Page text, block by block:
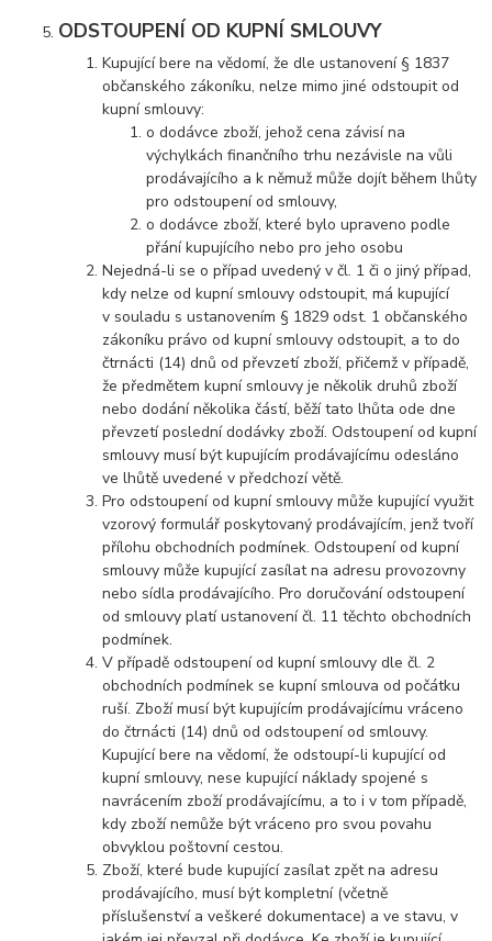
ODSTOUPENÍ OD KUPNÍ SMLOUVY
Kupující bere na vědomí, že dle ustanovení § 1837
občanského zákoníku, nelze mimo jiné odstoupit od
kupní smlouvy:
o dodávce zboží, jehož cena závisí na
výchylkách finančního trhu nezávisle na vůli
prodávajícího a k němuž může dojít během lhůty
pro odstoupení od smlouvy,
o dodávce zboží, které bylo upraveno podle
přání kupujícího nebo pro jeho osobu
Nejedná-li se o případ uvedený v čl. 1 či o jiný případ,
kdy nelze od kupní smlouvy odstoupit, má kupující
v souladu s ustanovením § 1829 odst. 1 občanského
zákoníku právo od kupní smlouvy odstoupit, a to do
čtrnácti (14) dnů od převzetí zboží, přičemž v případě,
že předmětem kupní smlouvy je několik druhů zboží
nebo dodání několika částí, běží tato lhůta ode dne
převzetí poslední dodávky zboží. Odstoupení od kupní
smlouvy musí být kupujícím prodávajícímu odesláno
ve lhůtě uvedené v předchozí větě.
Pro odstoupení od kupní smlouvy může kupující využit
vzorový formulář poskytovaný prodávajícím, jenž tvoří
přílohu obchodních podmínek. Odstoupení od kupní
smlouvy může kupující zasílat na adresu provozovny
nebo sídla prodávajícího. Pro doručování odstoupení
od smlouvy platí ustanovení čl. 11 těchto obchodních
podmínek.
V případě odstoupení od kupní smlouvy dle čl. 2
obchodních podmínek se kupní smlouva od počátku
ruší. Zboží musí být kupujícím prodávajícímu vráceno
do čtrnácti (14) dnů od odstoupení od smlouvy.
Kupující bere na vědomí, že odstoupí-li kupující od
kupní smlouvy, nese kupující náklady spojené s
navrácením zboží prodávajícímu, a to i v tom případě,
kdy zboží nemůže být vráceno pro svou povahu
obvyklou poštovní cestou.
Zboží, které bude kupující zasílat zpět na adresu
prodávajícího, musí být kompletní (včetně
příslušenství a veškeré dokumentace) a ve stavu, v